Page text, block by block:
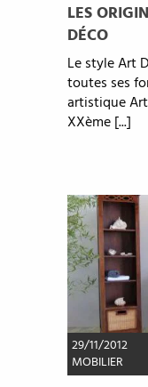
LES
DÉCO
Le style Art
toutes ses
artistique
XXème [...]
29/11/2012
MOBILIER